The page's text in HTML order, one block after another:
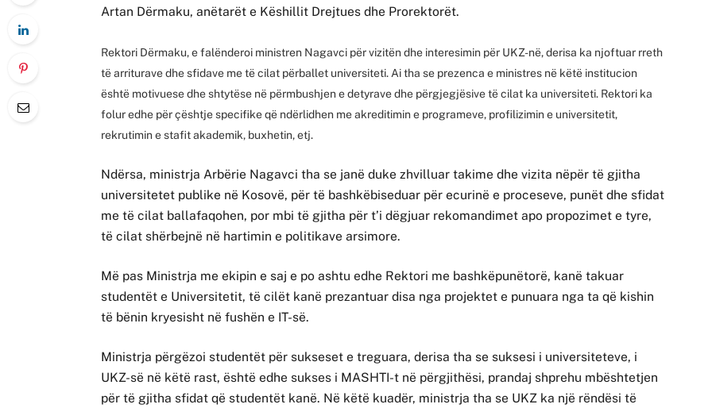
Artan Dërmaku, anëtarët e Këshillit Drejtues dhe Prorektorët.
Rektori Dërmaku, e falënderoi ministren Nagavci për vizitën dhe interesimin për UKZ-në, derisa ka njoftuar rreth
të arriturave dhe sfidave me të cilat përballet universiteti. Ai tha se prezenca e ministres në këtë institucion
është motivuese dhe shtytëse në përmbushjen e detyrave dhe përgjegjësive të cilat ka universiteti. Rektori ka
folur edhe për çështje specifike që ndërlidhen me akreditimin e programeve, profilizimin e universitetit,
rekrutimin e stafit akademik, buxhetin, etj.
Ndërsa, ministrja Arbërie Nagavci tha se janë duke zhvilluar takime dhe vizita nëpër të gjitha
universitetet publike në Kosovë, për të bashkëbiseduar për ecurinë e proceseve, punët dhe sfidat
me të cilat ballafaqohen, por mbi të gjitha për t’i dëgjuar rekomandimet apo propozimet e tyre,
të cilat shërbejnë në hartimin e politikave arsimore.
Më pas Ministrja me ekipin e saj e po ashtu edhe Rektori me bashkëpunëtorë, kanë takuar
studentët e Universitetit, të cilët kanë prezantuar disa nga projektet e punuara nga ta që kishin
të bënin kryesisht në fushën e IT-së.
Ministrja përgëzoi studentët për sukseset e treguara, derisa tha se suksesi i universiteteve, i
UKZ-së në këtë rast, është edhe sukses i MASHTI-t në përgjithësi, prandaj shprehu mbështetjen
për të gjitha sfidat që studentët kanë. Në këtë kuadër, ministrja tha se UKZ ka një rëndësi të